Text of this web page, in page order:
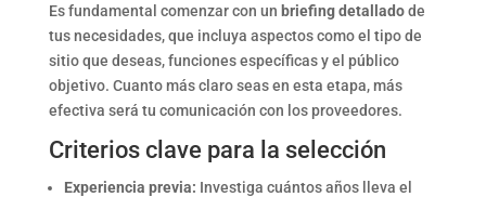
Es fundamental comenzar con un briefing detalladode
tus necesidades, que incluya aspectos como el tipo de
sitio que deseas, funciones específicas y el público
objetivo. Cuanto más claro seas en esta etapa, más
efectiva será tu comunicación con los proveedores.
Criterios clave para la selección
Experiencia previa: Investiga cuántos años lleva el